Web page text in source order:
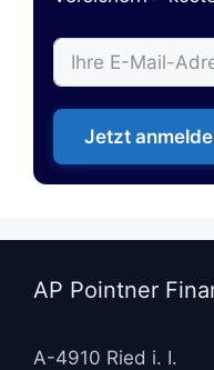
Jetzt
AP Pointner
A-4910 Ried i. I.